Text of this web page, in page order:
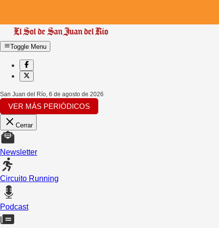
Toggle Menu
San Juan del Río, 6 de agosto de 2026
VER MÁS PERIÓDICOS
Cerrar
Newsletter
Circuito Running
Podcast